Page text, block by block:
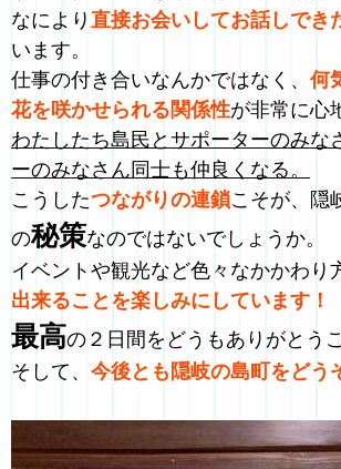
なにより 直接お会いしてお話しでき
います。
仕事の付き合いなんかではなく、 何
花を咲かせられる関係性が非常に心
わたしたち島民とサポーターのみな
ーのみなさん同士も仲良くなる。
こうしたつながりの連鎖こそが、隠
の秘策なのではないでしょうか。
イベントや観光など色々なかかわり
出来ることを楽しみにしています！
最高の２日間をどうもありがとう
そして、 今後とも隠岐の島町をどう